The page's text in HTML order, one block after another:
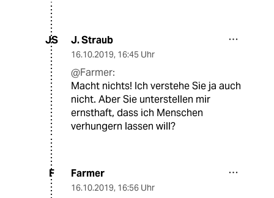
JS J. Straub
16.10.2019, 16:45 Uhr
@Farmer:
Macht nichts! Ich verstehe Sie ja auch
nicht. Aber Sie unterstellen mir
ernsthaft, dass ich Menschen
verhungern lassen will?
F Farmer
16.10.2019, 16:56 Uhr